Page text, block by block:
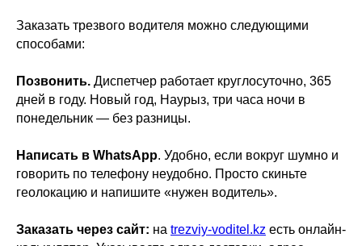
Заказать трезвого водителя можно следующими
способами:
Позвонить. Диспетчер работает круглосуточно, 365
дней в году. Новый год, Наурыз, три часа ночи в
понедельник — без разницы.
Написать в WhatsApp. Удобно, если вокруг шумно и
говорить по телефону неудобно. Просто скиньте
геолокацию и напишите «нужен водитель».
Заказать через сайт: на trezviy-voditel.kz есть онлайн-